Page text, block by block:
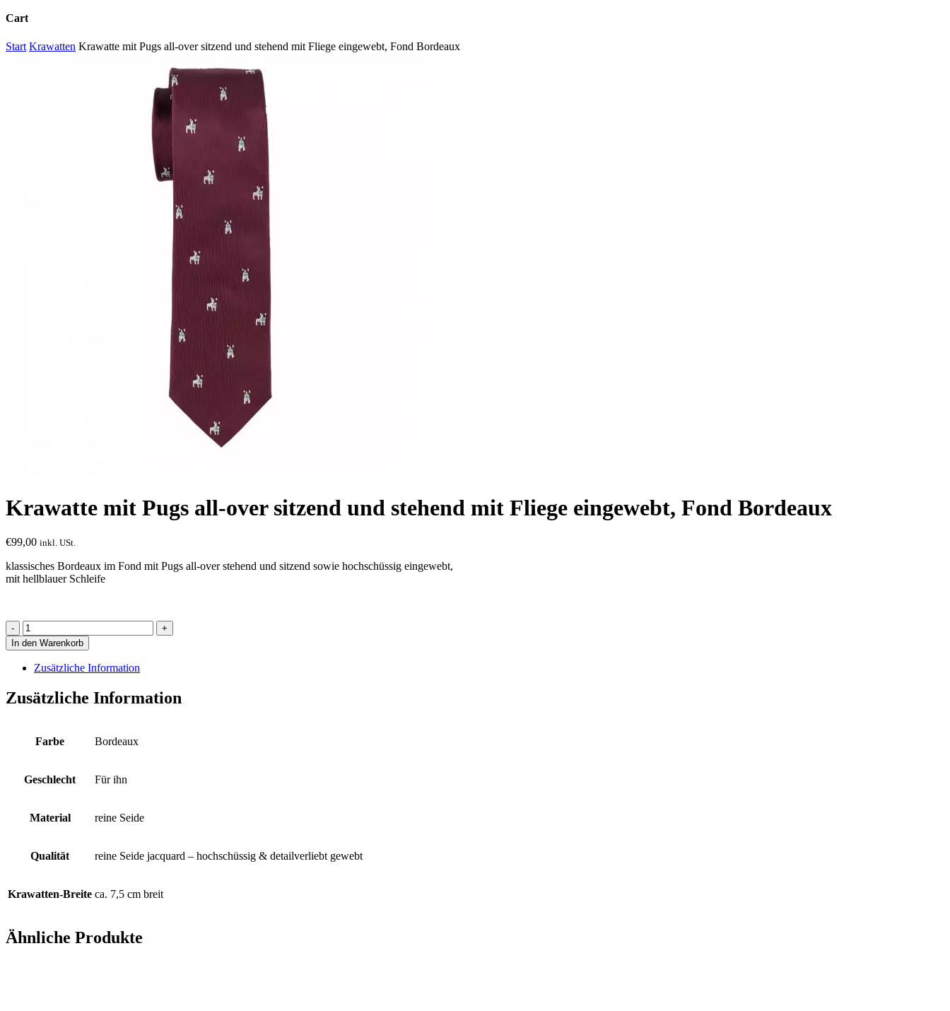
Cart
Close
Start Krawatten Krawatte mit Pugs all-over sitzend und stehend mit Fliege eingewebt, Fond Bordeaux
Krawatte mit Pugs all-over sitzend und stehend mit Fliege eingewebt, Fond Bordeaux
€99,00 inkl. USt.
klassisches Bordeaux im Fond mit Pugs all-over stehend und sitzend sowie hochschüssig eingewebt,
mit hellblauer Schleife
Krawatte
mit
Pugs
all-
over
sitzend
und
Fliege
Bordeaux
In den Warenkorb
Zusätzliche Information
Zusätzliche Information
Farbe Bordeaux
Geschlecht Für ihn
Material reine Seide
Qualität reine Seide jacquard – hochschüssig & detailverliebt gewebt
Krawatten-Breite ca. 7,5 cm breit
Ähnliche Produkte